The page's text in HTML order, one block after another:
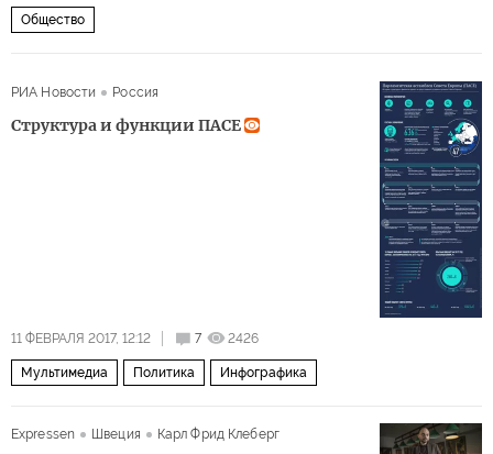
Общество
РИА Новости Россия
Структура и функции ПАСЕ
11 ФЕВРАЛЯ 2017, 12:12 7 2426
Мультимедиа Политика Инфографика
Expressen Швеция Карл Фрид Клеберг